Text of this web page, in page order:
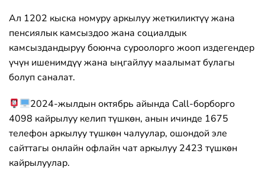
Ал 1202 кыска номуру аркылуу жеткиликтүү жана
пенсиялык камсыздоо жана социалдык
камсыздандыруу боюнча суроолорго жооп издегендер
үчүн ишенимдүү жана ыңгайлуу маалымат булагы
болуп саналат.
2024-жылдын октябрь айында Call-борборго
4098 кайрылуу келип түшкөн, анын ичинде 1675
телефон аркылуу түшкөн чалуулар, ошондой эле
сайттагы онлайн офлайн чат аркылуу 2423 түшкөн
кайрылуулар.